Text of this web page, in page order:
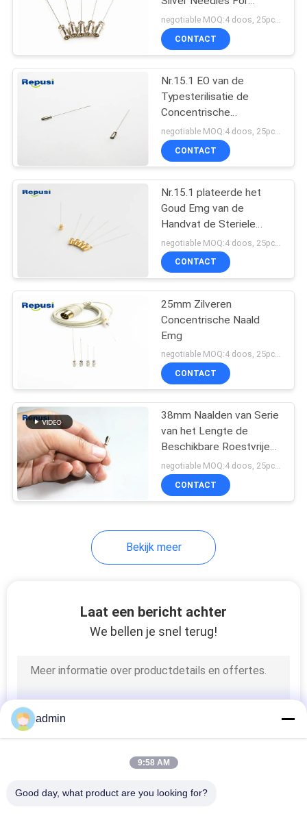
Laryngeal Elektrode
Lijnelektrode
EMG Kabel
De Elektrode van de
Zelfklevende
Elektroden
Disposable de
Concentrische Naald
CONTACT
Nr.15.1 EO van de
Typesterilisatie de
Concentrische
Concentrische Steriele
Verbruiksgoederen van
de Naaldelektrode
CONTACT
Nr.15.1 plateerde het
Goud Emg van de
Handvat de Steriele
Elektromyografie
Coaxiale Elektrode van
de Kernnaald
CONTACT
25mm Zilveren
Concentrische Naald
Emg
negotiable MOQ:4 doos, 25pcs per doos
CONTACT
38mm Naalden van Serie
van het Lengte de
Beschikbare Roestvrije
staal Concentrische
Neurologische Zilveren
negotiable MOQ:4 doos, 25pcs per doos
CONTACT
Bekijk meer
Laat een bericht achter
We bellen je snel terug!
admin
9:58 AM
Good day, what product are you looking for?